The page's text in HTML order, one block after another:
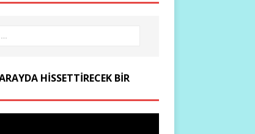
HISSETTIRECEK BIR